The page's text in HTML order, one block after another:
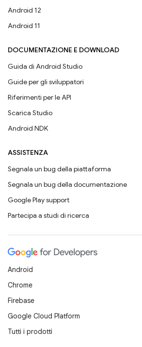
Android 12
Android 11
DOCUMENTAZIONE E DOWNLOAD
Guida di Android Studio
Guide per gli sviluppatori
Riferimenti per le API
Scarica Studio
Android NDK
ASSISTENZA
Segnala un bug della piattaforma
Segnala un bug della documentazione
Google Play support
Partecipa a studi di ricerca
Android
Chrome
Firebase
Google Cloud Platform
Tutti i prodotti